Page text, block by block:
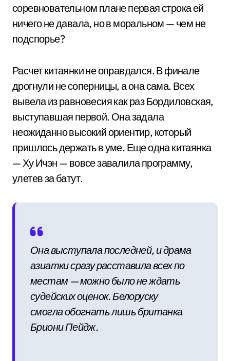
соревновательном плане первая строка ей
ничего не давала, но в моральном — чем не
подспорье?
Расчет китаянки не оправдался. В финале
дрогнули не соперницы, а она сама. Всех
вывела из равновесия как раз Бордиловская,
выступавшая первой. Она задала
неожиданно высокий ориентир, который
пришлось держать в уме. Еще одна китаянка
— Ху Ичэн — вовсе завалила программу,
улетев за батут.
Она выступала последней, и драма
азиатки сразу расставила всех по
местам — можно было не ждать
судейских оценок. Белоруску
смогла обогнать лишь британка
Бриони Пейдж.